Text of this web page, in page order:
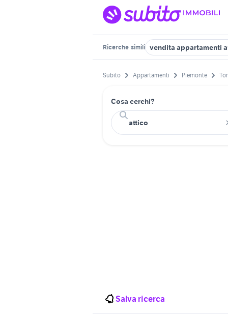
Ricerche simili vendita appartamenti
Subito Appartamenti Piemonte
Cosa cerchi?
Salva ricerca